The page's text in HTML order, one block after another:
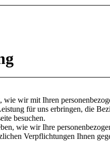
wir mit Ihren
für uns erbringen, die
besuchen.
wie wir Ihre
Verpflichtungen Ihnen